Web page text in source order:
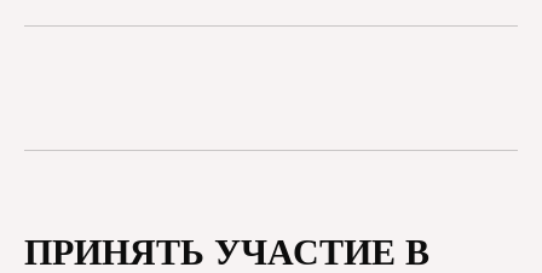
ПРИНЯТЬ УЧАСТИЕ В